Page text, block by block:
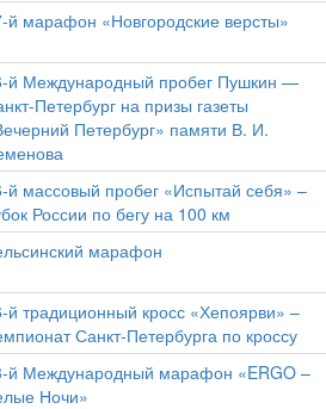
й марафон «Новгородские версты»
й Международный пробег Пушкин —
Петербург на призы газеты
Петербург» памяти В. И.
й массовый пробег «Испытай себя» –
России по бегу на 100 км
марафон
й традиционный кросс «Хепоярви» –
Санкт-Петербурга по кроссу
й Международный марафон «ERGO –
Ночи»